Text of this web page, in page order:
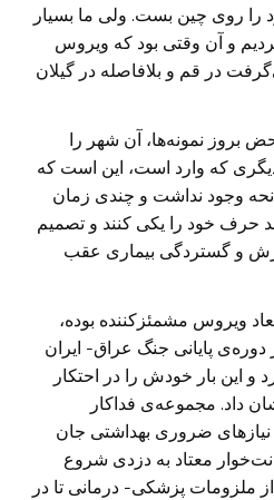
را روی چین بست. ولی ما بسیار
و آن وقتی بود که ویروس
در قم و بلافاصله در گیلان
بروز نمونه‌ها، آن شهر را
دیگری که وارد است، این است که
وجود نداشت و چندی زمان
حرف خود را یکی کنند و تصمیم
و گستردگی بیماری عقب
ویروس مشمئزکننده بوده،
پایانی جنگ عراق- ایران
و این بار خودش را در احتکار
داد. مجموعه‌ی فداکار
ضروری بهداشتی جان
معتاد به دزدی شروع
ملزومات پزشکی- درمانی تا در